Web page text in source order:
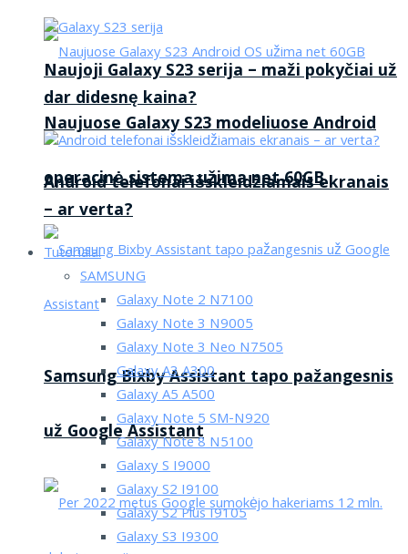
Naujuose Galaxy S23 modeliuose Android
operacinė sistema užima net 60GB
Samsung Bixby Assistant tapo pažangesnis
už Google Assistant
Naujoji Galaxy S23 serija – maži pokyčiai už
dar didesnę kaina?
Android telefonai išskleidžiamais ekranais
– ar verta?
Tutorialai
SAMSUNG
Galaxy Note 2 N7100
Galaxy Note 3 N9005
Galaxy Note 3 Neo N7505
Galaxy A3 A300
Galaxy A5 A500
Galaxy Note 5 SM-N920
Galaxy Note 8 N5100
Galaxy S I9000
Galaxy S2 I9100
Galaxy S2 Plus I9105
Galaxy S3 I9300